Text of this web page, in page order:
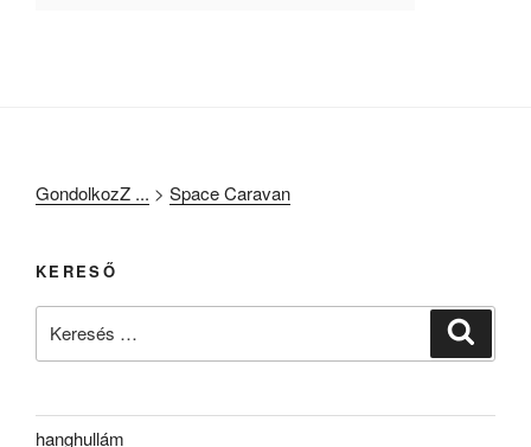
GondolkozZ ... > Space Caravan
KERESŐ
hanghullám